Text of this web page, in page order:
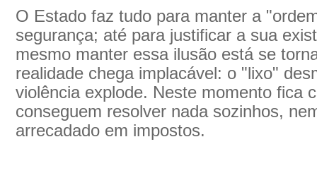
O Estado faz tudo para manter a
segurança; até para justificar a sua
mesmo manter essa ilusão está se
realidade chega implacável: o "lixo"
violência explode. Neste momento fica
conseguem resolver nada sozinhos,
arrecadado em impostos.